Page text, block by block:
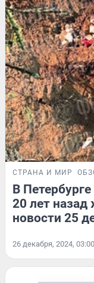
СТРАНА И МИР
В
20 лет назад
новости 25
26 декабря, 2024, 03:00